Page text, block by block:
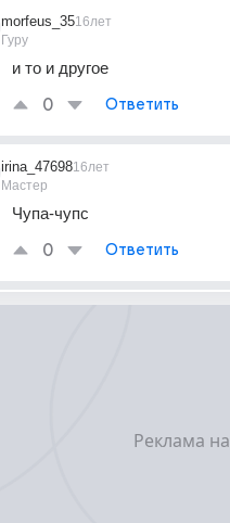
morfeus_35
Гуру
16лет
и то и другое
0 Ответить
irina_47698
Мастер
16лет
Чупа-чупс
0 Ответить